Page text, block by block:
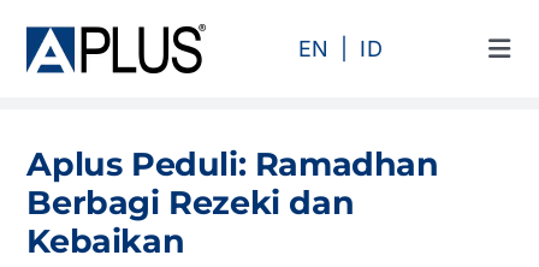
content
EN ID
Area
Category
Aplus Peduli: Ramadhan
Berbagi Rezeki dan
Kebaikan